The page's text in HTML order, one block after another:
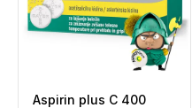
Aspirin plus C 400